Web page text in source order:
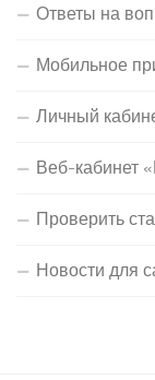
Ответы на
Мобильное
Личный
Веб-кабинет
Проверить
Новости для